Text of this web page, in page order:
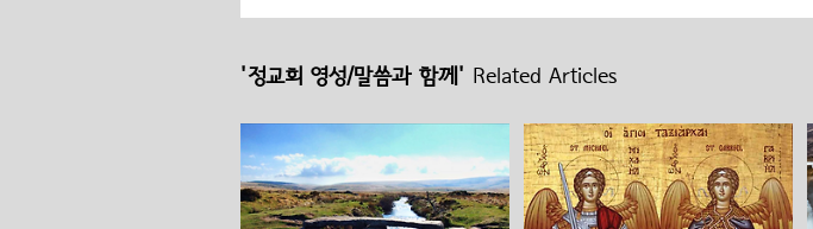
'정교회 영성/말씀과 함께' Related Articles